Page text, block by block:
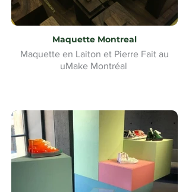
Maquette Montreal
Maquette en Laiton et Pierre Fait au
uMake Montréal